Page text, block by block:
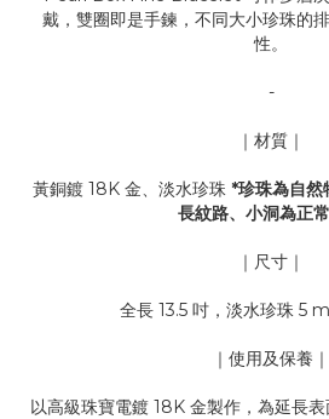
戴，雙圈即是手鍊，不同大小珍珠的
性。
-
｜材質｜
黃銅鍍 18K 金、淡水珍珠 *珍珠為自然
長紋路、小洞為正
｜尺寸｜
全長 13.5 吋，淡水珍珠 5
｜使用及保養｜
以高級珠寶電鍍 18K 金製作，為延長